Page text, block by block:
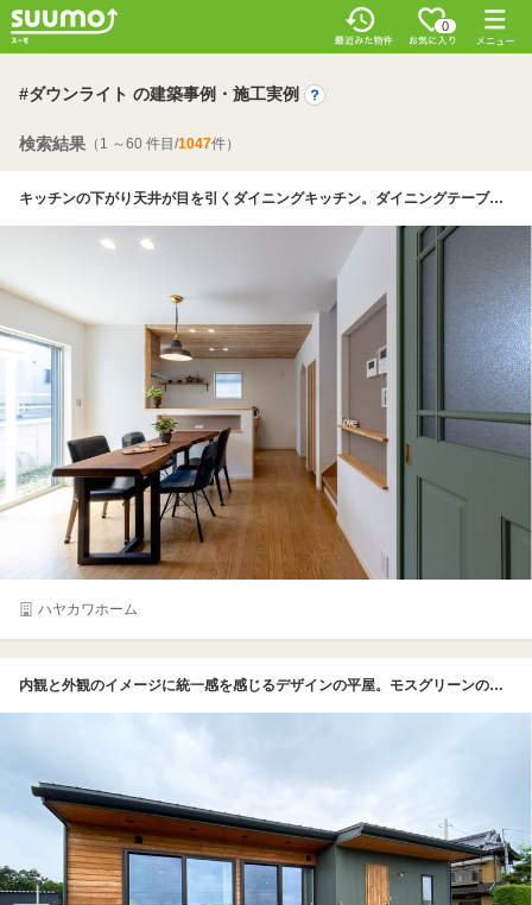
0
#ダウンライト の建築事例・施工実例
検索結果 （1 ～60 件目/1047件）
キッチンの下がり天井が目を引くダイニングキッチン。ダイニングテーブルの高さに合わせてニッチをつくり、調理家電などの使用に便利なコンセントも設置。照明のダウンライトは掃除のしやすさなどを考慮して同社が提案したもの。階段奥の収納は下部スペースを開けてロボット掃除機の基地に。クロスの色を変えたニッチにコントロールパネルを収納して、空間をすっきりと見せている
ハヤカワホーム
内観と外観のイメージに統一感を感じるデザインの平屋。モスグリーンのサイディングと玄関ドア、軒天、ウッドデッキの木材コーディネイトが際立つ。ウッドデッキ上の軒天にはダウンライトを採用しつつ、LDKとウッドデッキを掃き出し窓で繋ぐことによってアウトドアリビングとして活用しやすい工夫がされている。